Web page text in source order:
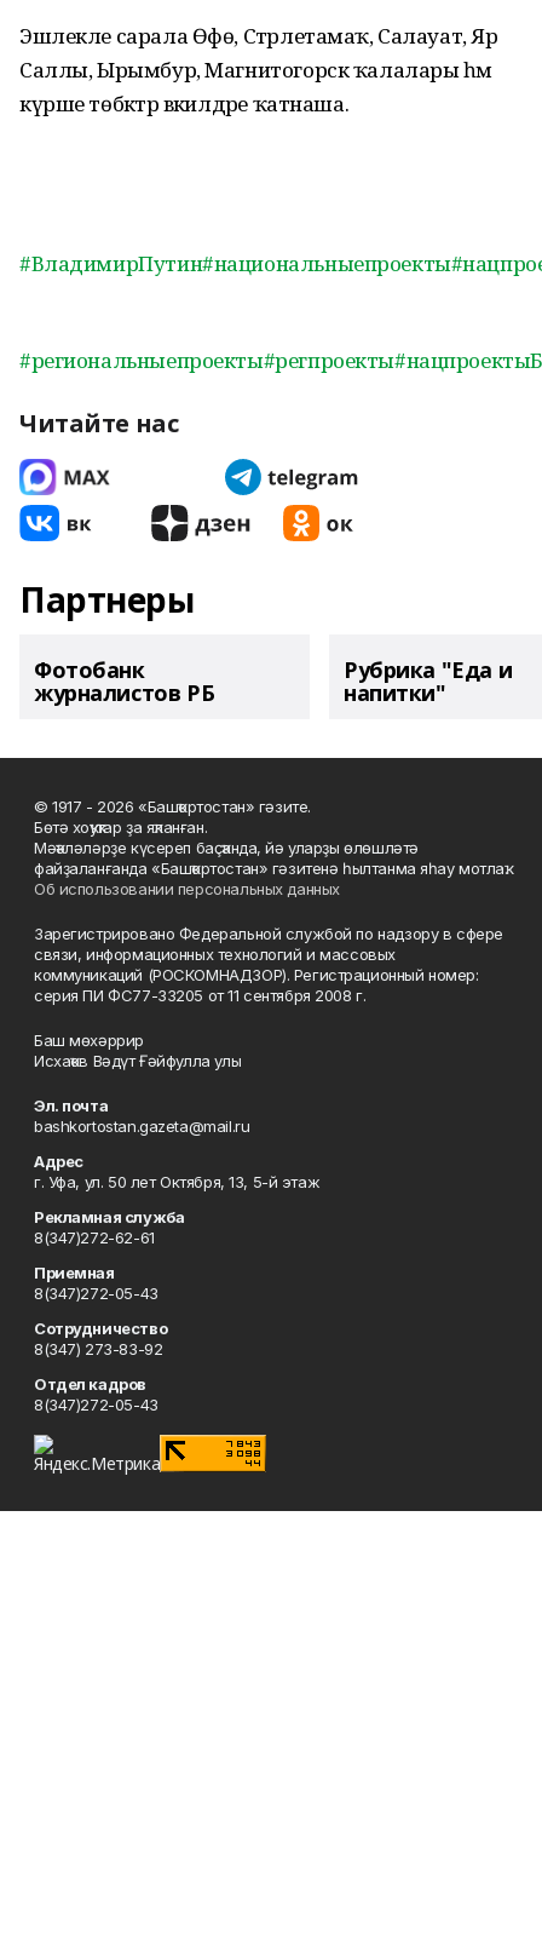
Эшлекле сарала Өфө, Стәрлетамаҡ, Салауат, Яр
Саллы, Ырымбур, Магнитогорск ҡалалары һәм
күрше төбәктәр вәкилдәре ҡатнаша.
#ВладимирПутин#национальныепроекты
#региональныепроекты#регпроекты
Читайте нас
Партнеры
Фотобанк
журналистов РБ
Рубрика "Еда и
напитки"
© 1917 - 2026 «Башҡортостан» гәзите.
Бөтә хоҡуҡтар ҙа яҡланған.
Мәҡәләләрҙе күсереп баҫҡанда, йә уларҙы өлөшләтә
файҙаланғанда «Башҡортостан» гәзитенә һылтанма яһау мотлаҡ.
Об использовании персональных данных
Зарегистрировано Федеральной службой по надзору в сфере
связи, информационных технологий и массовых
коммуникаций (РОСКОМНАДЗОР). Регистрационный номер:
серия ПИ ФС77-33205 от 11 сентября 2008 г.
Баш мөхәррир
Исхаҡов Вәдүт Ғәйфулла улы
Эл. почта
bashkortostan.gazeta@mail.ru
Адрес
г. Уфа, ул. 50 лет Октября, 13, 5-й этаж
Рекламная служба
8(347)272-62-61
Приемная
8(347)272-05-43
Сотрудничество
8(347) 273-83-92
Отдел кадров
8(347)272-05-43